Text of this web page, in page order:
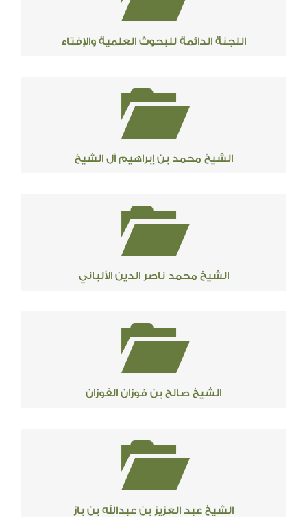
اللجنة الدائمة للبحوث العلمية والإفتاء
الشيخ محمد بن إبراهيم آل الشيخ
الشيخ محمد ناصر الدين الألباني
الشيخ صالح بن فوزان الفوزان
الشيخ عبد العزيز بن عبدالله بن باز